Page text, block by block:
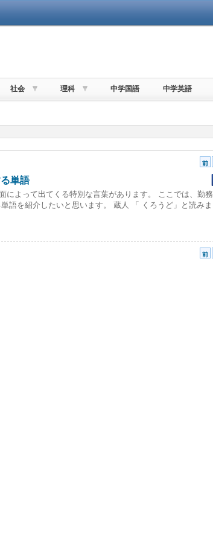
社会 理科 中学国語 中学英語
前
単語
によって出てくる特別な言葉があります。 ここでは、勤務
語を紹介したいと思います。 蔵人 「 くろうど」と読みま
前